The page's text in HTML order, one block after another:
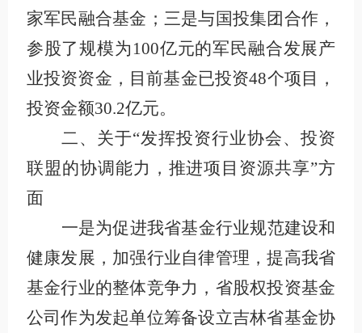
家军民融合基金；三是与国投集团合作，
参股了规模为100亿元的军民融合发展产
业投资资金，目前基金已投资48个项目，
投资金额30.2亿元。
二、关于“发挥投资行业协会、投资
联盟的协调能力，推进项目资源共享”方
面
一是为促进我省基金行业规范建设和
健康发展，加强行业自律管理，提高我省
基金行业的整体竞争力，省股权投资基金
公司作为发起单位筹备设立吉林省基金协